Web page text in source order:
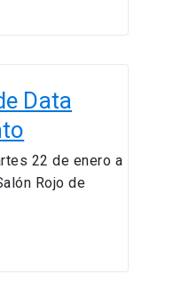
Data
22 de enero a
Rojo de